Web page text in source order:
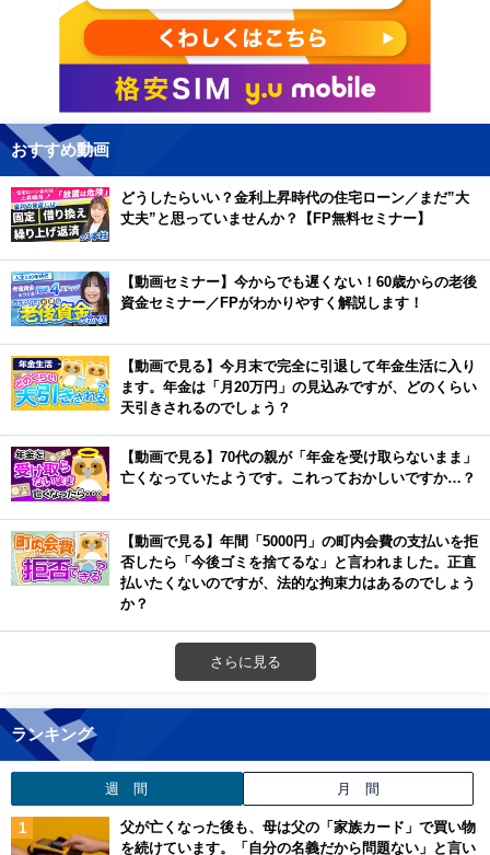
おすすめ動画
どうしたらいい？金利上昇時代の住宅ローン／まだ”大
丈夫”と思っていませんか？【FP無料セミナー】
【動画セミナー】今からでも遅くない！60歳からの老後
資金セミナー／FPがわかりやすく解説します！
【動画で見る】今月末で完全に引退して年金生活に入り
ます。年金は「月20万円」の見込みですが、どのくらい
天引きされるのでしょう？
【動画で見る】70代の親が「年金を受け取らないまま」
亡くなっていたようです。これっておかしいですか…？
【動画で見る】年間「5000円」の町内会費の支払いを拒
否したら「今後ゴミを捨てるな」と言われました。正直
払いたくないのですが、法的な拘束力はあるのでしょう
か？
さらに見る
ランキング
週 間 月 間
父が亡くなった後も、母は父の「家族カード」で買い物
を続けています。「自分の名義だから問題ない」と言い